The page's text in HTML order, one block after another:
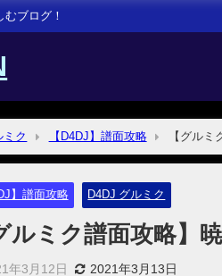
ブログ！
ミク 【D4DJ】譜面攻略 【グルミ
】譜面攻略 D4DJ グルミク
ルミク譜面攻略】
年3月12日 2021年3月13日